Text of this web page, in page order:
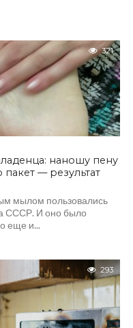
321
наношу пену
— результат
мылом пользовались
СССР. И оно было
еще и...
293